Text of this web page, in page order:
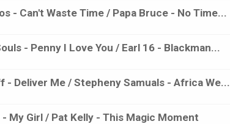
- Can't Waste Time / Papa Bruce - No Time...
- Penny I Love You / Earl 16 - Blackman...
- Deliver Me / Stepheny Samuals - Africa We...
- My Girl / Pat Kelly - This Magic Moment